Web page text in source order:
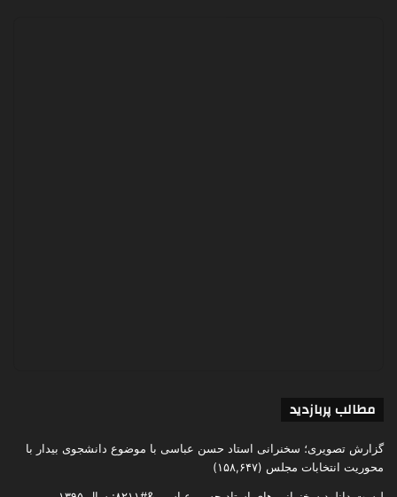
مطالب پربازدید
گزارش تصویری؛ سخنرانی استاد حسن عباسی با موضوع دانشجوی بیدار با
محوریت انتخابات مجلس (۱۵۸,۶۴۷)